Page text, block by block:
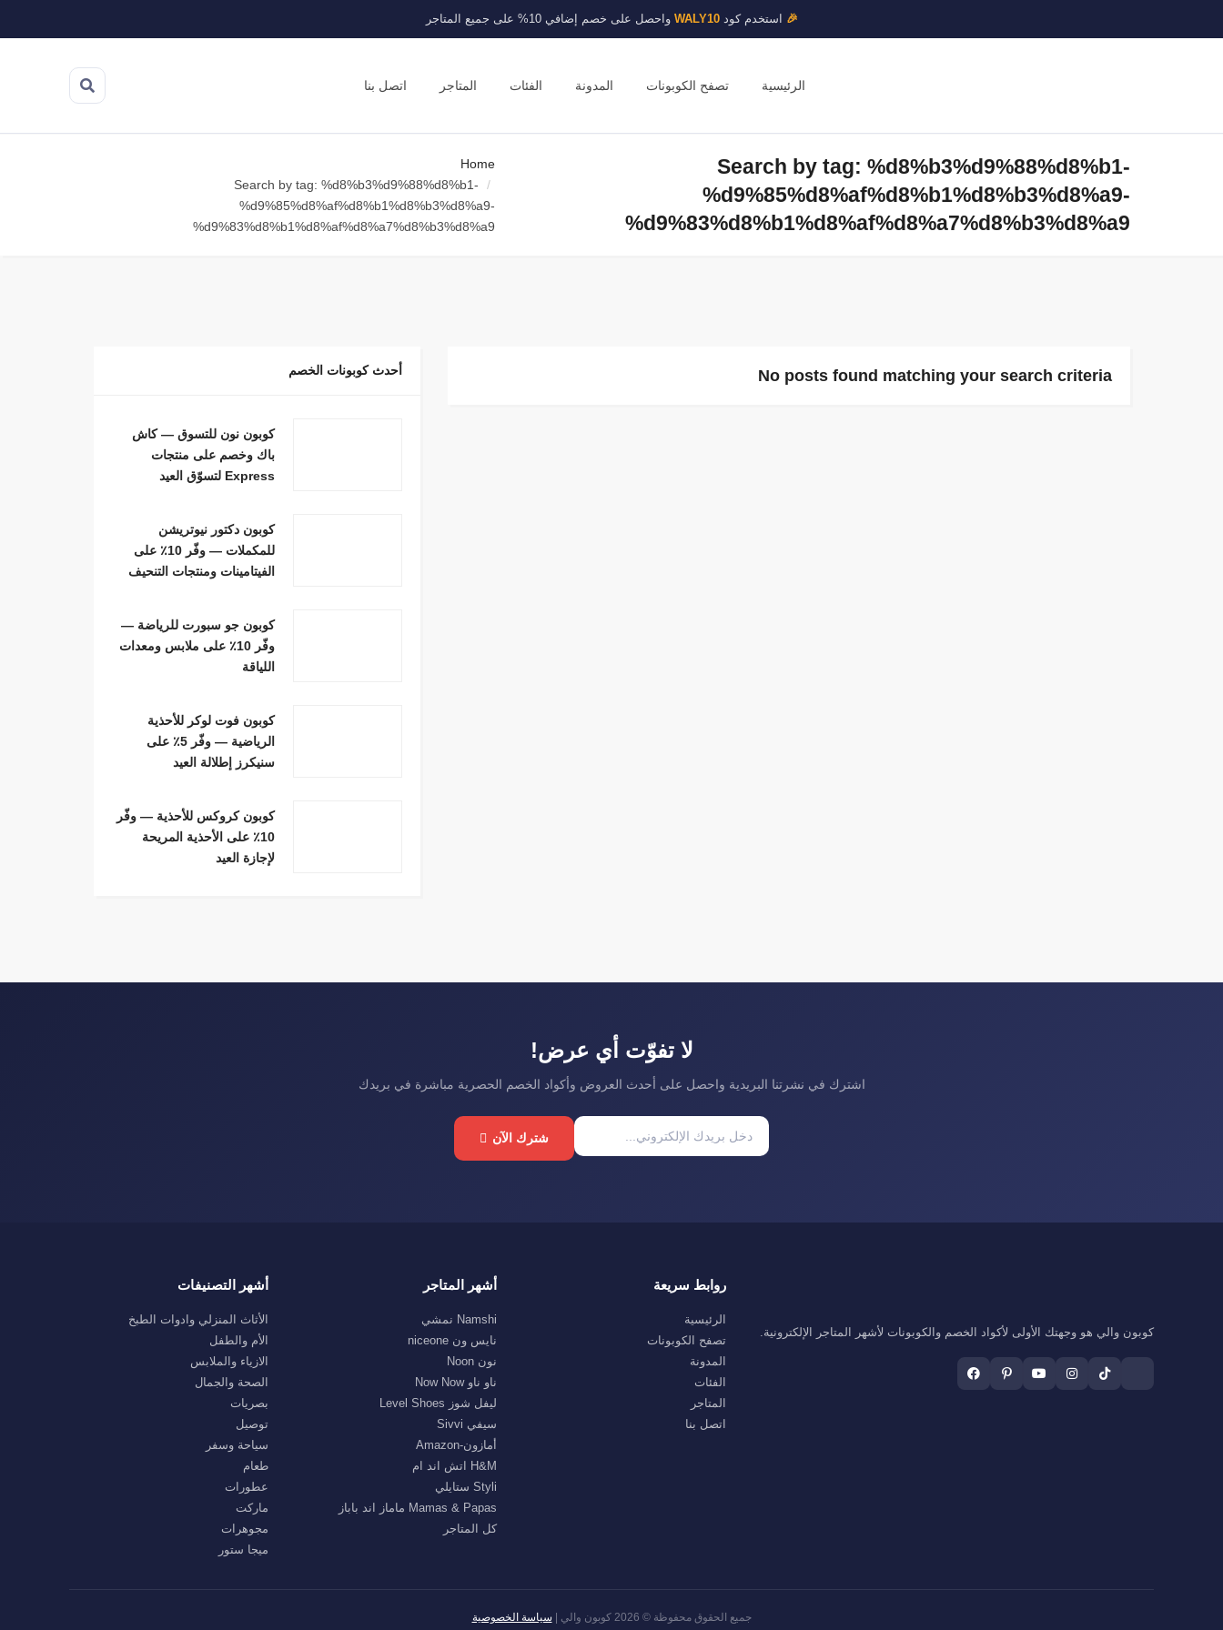
🎉 استخدم كودWALY10 واحصل على خصم إضافي 10% على جميع المتاجر
الرئيسية تصفح الكوبونات المدونة الفئات المتاجر اتصل بنا
Search by tag: %d8%b3%d9%88%d8%b1-
%d9%85%d8%af%d8%b1%d8%b3%d8%a9-
%d9%83%d8%b1%d8%af%d8%a7%d8%b3%d8%a9
Home
Search by tag: %d8%b3%d9%88%d8%b1-
%d9%85%d8%af%d8%b1%d8%b3%d8%a9-
%d9%83%d8%b1%d8%af%d8%a7%d8%b3%d8%a9
No posts found matching your search criteria أحدث كوبونات الخصم
كوبون نون للتسوق — كاش
باك وخصم على منتجات
Express لتسوّق العيد
كوبون دكتور نيوتريشن
للمكملات — وفّر 10٪ على
الفيتامينات ومنتجات التنحيف
كوبون جو سبورت للرياضة —
وفّر 10٪ على ملابس ومعدات
اللياقة
كوبون فوت لوكر للأحذية
الرياضية — وفّر 5٪ على
سنيكرز إطلالة العيد
كوبون كروكس للأحذية — وفّر
10٪ على الأحذية المريحة
لإجازة العيد
لا تفوّت أي عرض!
اشترك في نشرتنا البريدية واحصل على أحدث العروض وأكواد الخصم الحصرية مباشرة في بريدك
شترك الآن
كوبون والي هو وجهتك الأولى لأكواد الخصم والكوبونات لأشهر المتاجر الإلكترونية.
روابط سريعة
الرئيسية
تصفح الكوبونات
المدونة
الفئات
المتاجر
اتصل بنا
أشهر المتاجر
Namshi نمشي
نايس ون niceone
نون Noon
ناو ناو Now Now
ليفل شوز Level Shoes
سيفي Sivvi
أمازون-Amazon
H&M اتش اند ام
Styli ستايلي
Mamas & Papas ماماز اند باباز
كل المتاجر
أشهر التصنيفات
الأثاث المنزلي وادوات الطبخ
الأم والطفل
الازياء والملابس
الصحة والجمال
بصريات
توصيل
سياحة وسفر
طعام
عطورات
ماركت
مجوهرات
ميجا ستور
جميع الحقوق محفوظة © 2026 كوبون والي | سياسة الخصوصية